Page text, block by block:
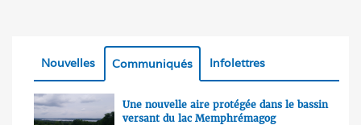
Nouvelles Communiqués Infolettres
Une nouvelle aire protégée dans le bassin
versant du lac Memphrémagog